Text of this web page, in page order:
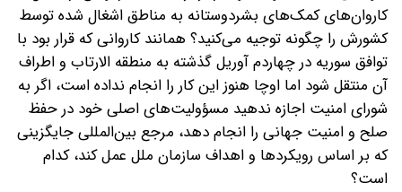
کاروان‌های کمک‌های بشردوستانه به مناطق اشغال شده توسط
کشورش را چگونه توجیه می‌کنید؟ همانند کاروانی که قرار بود با
توافق سوریه در چهاردم آوریل گذشته به منطقه الارتاب و اطراف
آن منتقل شود اما اوچا هنوز این کار را انجام نداده است، اگر به
شورای امنیت اجازه ندهید مسؤولیت‌های اصلی خود در حفظ
صلح و امنیت جهانی را انجام دهد، مرجع بین‌المللی جایگزینی
که بر اساس رویکردها و اهداف سازمان ملل عمل کند، کدام
است؟